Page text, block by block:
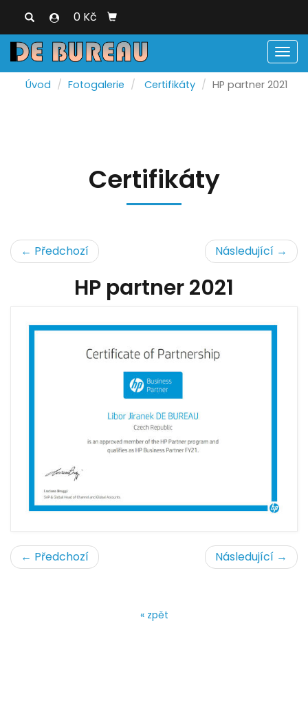
0 Kč
Úvod Fotogalerie Certifikáty HP partner 2021
Certifikáty
← Předchozí Následující →
HP partner 2021
← Předchozí Následující →
« zpět